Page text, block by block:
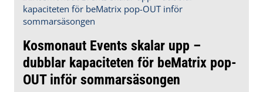
Kosmonaut Events skalar upp –
dubblar kapaciteten för beMatrix pop-
OUT inför sommarsäsongen